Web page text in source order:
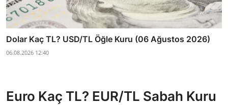
Dolar Kaç TL? USD/TL Öğle Kuru (06 Ağustos 2026)
06.08.2026 12:40
Euro Kaç TL? EUR/TL Sabah Kuru